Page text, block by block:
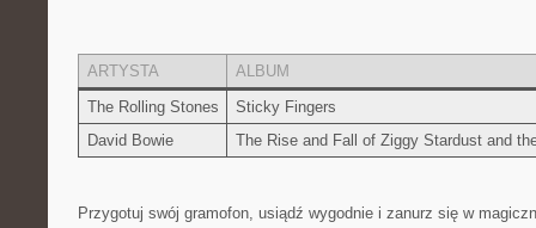
ARTYSTA
ALBUM
The Rolling Stones
Sticky Fingers
David Bowie
The Rise and Fall of Ziggy Stardust and
Przygotuj‍ swój gramofon, usiądź wygodnie⁢ i⁢ zanurz się w